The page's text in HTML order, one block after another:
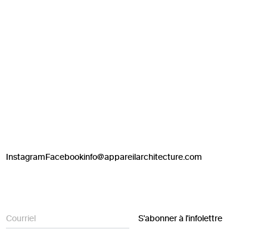
InstagramFacebookinfo@appareilarchitecture.com
S'abonner à l'infolettre